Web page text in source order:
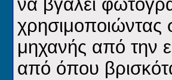
να βγάλει
χρησιμοποιώντας
μηχανής από την
από όπου